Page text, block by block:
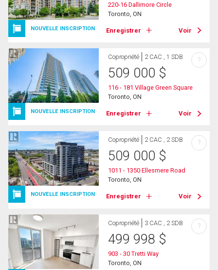
NOUVELLE INSCRIPTION
220-16 Dallimore Circle
Toronto, ON
Enregistrer Voir
NOUVELLE INSCRIPTION
Copropriété 2 CAC , 1 SDB
509 000 $
116 - 181 Village Green Square
Toronto, ON
Enregistrer Voir
?
NOUVELLE INSCRIPTION
Copropriété 2 CAC , 2 SDB
509 000 $
1011 - 1350 Ellesmere Road
Toronto, ON
Enregistrer Voir
?
Copropriété 3 CAC , 2 SDB
499 998 $
903 - 30 Tretti Way
Toronto, ON
?